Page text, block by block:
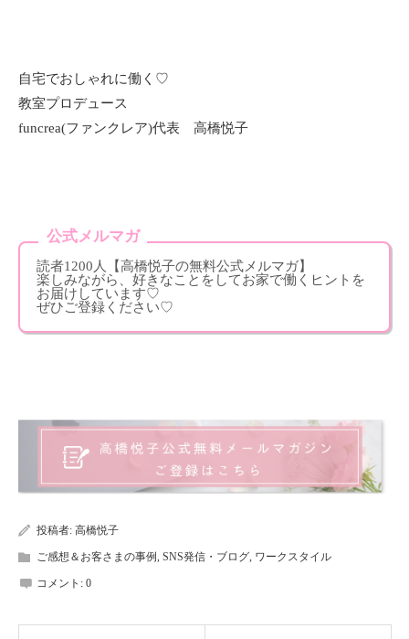
自宅でおしゃれに働く♡
教室プロデュース
funcrea(ファンクレア)代表 高橋悦子
公式メルマガ
読者1200人【高橋悦子の無料公式メルマガ】
楽しみながら、好きなことをしてお家で働くヒントを
お届けしています♡
ぜひご登録ください♡
投稿者: 高橋悦子
ご感想＆お客さまの事例 SNS発信・ブログ ワークスタイル
コメント: 0